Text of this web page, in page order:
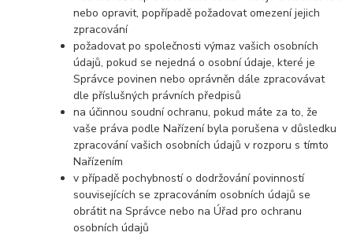
nebo opravit, popřípadě požadovat omezení jejich
zpracování
požadovat po společnosti výmaz vašich osobních
údajů, pokud se nejedná o osobní údaje, které je
Správce povinen nebo oprávněn dále zpracovávat
dle příslušných právních předpisů
na účinnou soudní ochranu, pokud máte za to, že
vaše práva podle Nařízení byla porušena v důsledku
zpracování vašich osobních údajů v rozporu s tímto
Nařízením
v případě pochybností o dodržování povinností
souvisejících se zpracováním osobních údajů se
obrátit na Správce nebo na Úřad pro ochranu
osobních údajů